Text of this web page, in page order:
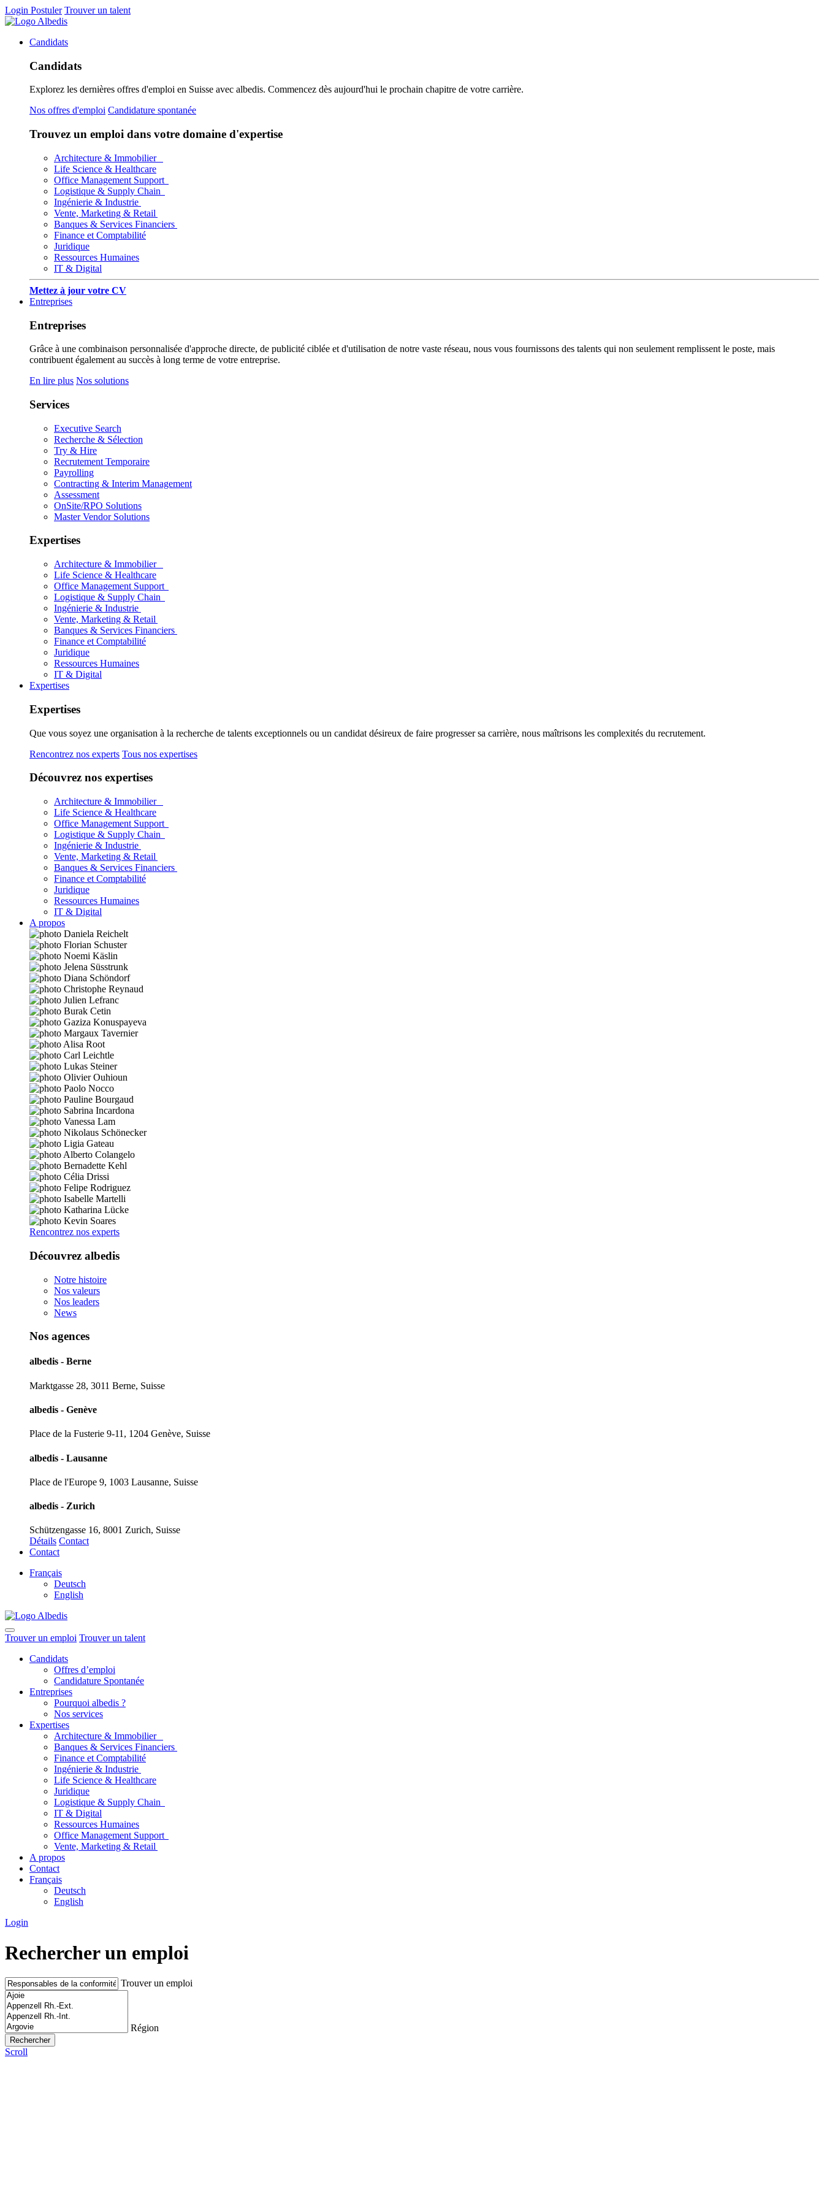
Login Postuler Trouver un talent
Candidats
Candidats
Explorez les dernières offres d'emploi en Suisse avec albedis. Commencez dès aujourd'hui le prochain chapitre de votre carrière.
Nos offres d'emploi Candidature spontanée
Trouvez un emploi dans votre domaine d'expertise
Architecture & Immobilier
Life Science & Healthcare
Office Management Support
Logistique & Supply Chain
Ingénierie & Industrie
Vente, Marketing & Retail
Banques & Services Financiers
Finance et Comptabilité
Juridique
Ressources Humaines
IT & Digital
Mettez à jour votre CV
Entreprises
Entreprises
Grâce à une combinaison personnalisée d'approche directe, de publicité ciblée et d'utilisation de notre vaste réseau, nous vous fournissons des talents qui non seulement remplissent le poste, mais
contribuent également au succès à long terme de votre entreprise.
En lire plus Nos solutions
Services
Executive Search
Recherche & Sélection
Try & Hire
Recrutement Temporaire
Payrolling
Contracting & Interim Management
Assessment
OnSite/RPO Solutions
Master Vendor Solutions
Expertises
Architecture & Immobilier
Life Science & Healthcare
Office Management Support
Logistique & Supply Chain
Ingénierie & Industrie
Vente, Marketing & Retail
Banques & Services Financiers
Finance et Comptabilité
Juridique
Ressources Humaines
IT & Digital
Expertises
Expertises
Que vous soyez une organisation à la recherche de talents exceptionnels ou un candidat désireux de faire progresser sa carrière, nous maîtrisons les complexités du recrutement.
Rencontrez nos experts Tous nos expertises
Découvrez nos expertises
Architecture & Immobilier
Life Science & Healthcare
Office Management Support
Logistique & Supply Chain
Ingénierie & Industrie
Vente, Marketing & Retail
Banques & Services Financiers
Finance et Comptabilité
Juridique
Ressources Humaines
IT & Digital
A propos
Rencontrez nos experts
Découvrez albedis
Notre histoire
Nos valeurs
Nos leaders
News
Nos agences
albedis - Berne
Marktgasse 28, 3011 Berne, Suisse
albedis - Genève
Place de la Fusterie 9-11, 1204 Genève, Suisse
albedis - Lausanne
Place de l'Europe 9, 1003 Lausanne, Suisse
albedis - Zurich
Schützengasse 16, 8001 Zurich, Suisse
Détails Contact
Contact
Français
Deutsch
English
Trouver un emploi Trouver un talent
Candidats
Offres d’emploi
Candidature Spontanée
Entreprises
Pourquoi albedis ?
Nos services
Expertises
Architecture & Immobilier
Banques & Services Financiers
Finance et Comptabilité
Ingénierie & Industrie
Life Science & Healthcare
Juridique
Logistique & Supply Chain
IT & Digital
Ressources Humaines
Office Management Support
Vente, Marketing & Retail
A propos
Contact
Français
Deutsch
English
Login
Rechercher un emploi
Trouver un emploi
Région
Scroll